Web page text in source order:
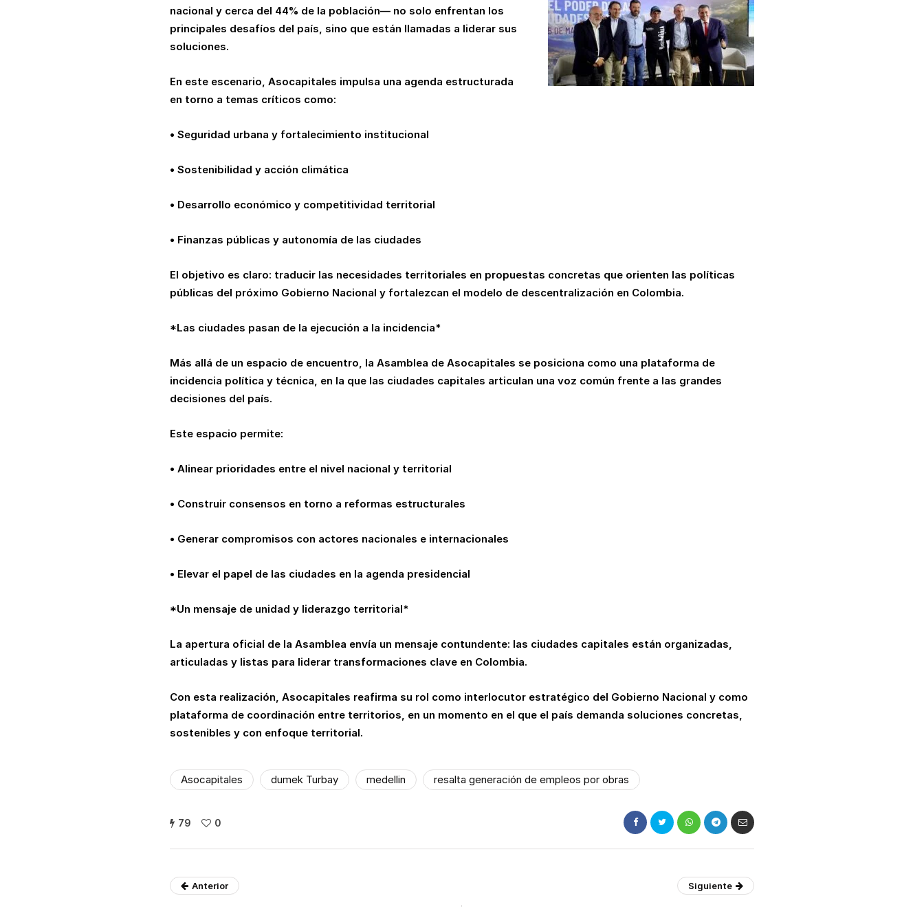
nacional y cerca del 44% de la población— no solo enfrentan los
principales desafíos del país, sino que están llamadas a liderar sus
soluciones.
En este escenario, Asocapitales impulsa una agenda estructurada
en torno a temas críticos como:
• Seguridad urbana y fortalecimiento institucional
• Sostenibilidad y acción climática
• Desarrollo económico y competitividad territorial
• Finanzas públicas y autonomía de las ciudades
El objetivo es claro: traducir las necesidades territoriales en propuestas concretas que orienten las políticas
públicas del próximo Gobierno Nacional y fortalezcan el modelo de descentralización en Colombia.
*Las ciudades pasan de la ejecución a la incidencia*
Más allá de un espacio de encuentro, la Asamblea de Asocapitales se posiciona como una plataforma de
incidencia política y técnica, en la que las ciudades capitales articulan una voz común frente a las grandes
decisiones del país.
Este espacio permite:
• Alinear prioridades entre el nivel nacional y territorial
• Construir consensos en torno a reformas estructurales
• Generar compromisos con actores nacionales e internacionales
• Elevar el papel de las ciudades en la agenda presidencial
*Un mensaje de unidad y liderazgo territorial*
La apertura oficial de la Asamblea envía un mensaje contundente: las ciudades capitales están organizadas,
articuladas y listas para liderar transformaciones clave en Colombia.
Con esta realización, Asocapitales reafirma su rol como interlocutor estratégico del Gobierno Nacional y como
plataforma de coordinación entre territorios, en un momento en el que el país demanda soluciones concretas,
sostenibles y con enfoque territorial.
Asocapitales dumek Turbay medellin resalta generación de empleos por obras
79 0
Anterior Siguiente